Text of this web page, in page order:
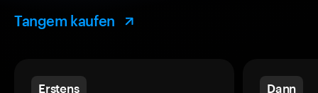
Tangem kaufen
Erstens Dann